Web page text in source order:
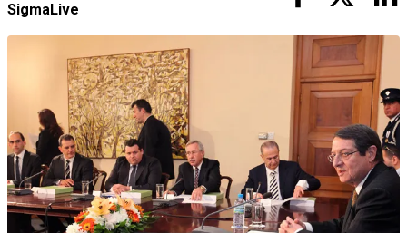
SigmaLive